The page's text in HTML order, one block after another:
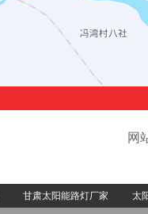
网
甘肃太阳能路灯厂家 太